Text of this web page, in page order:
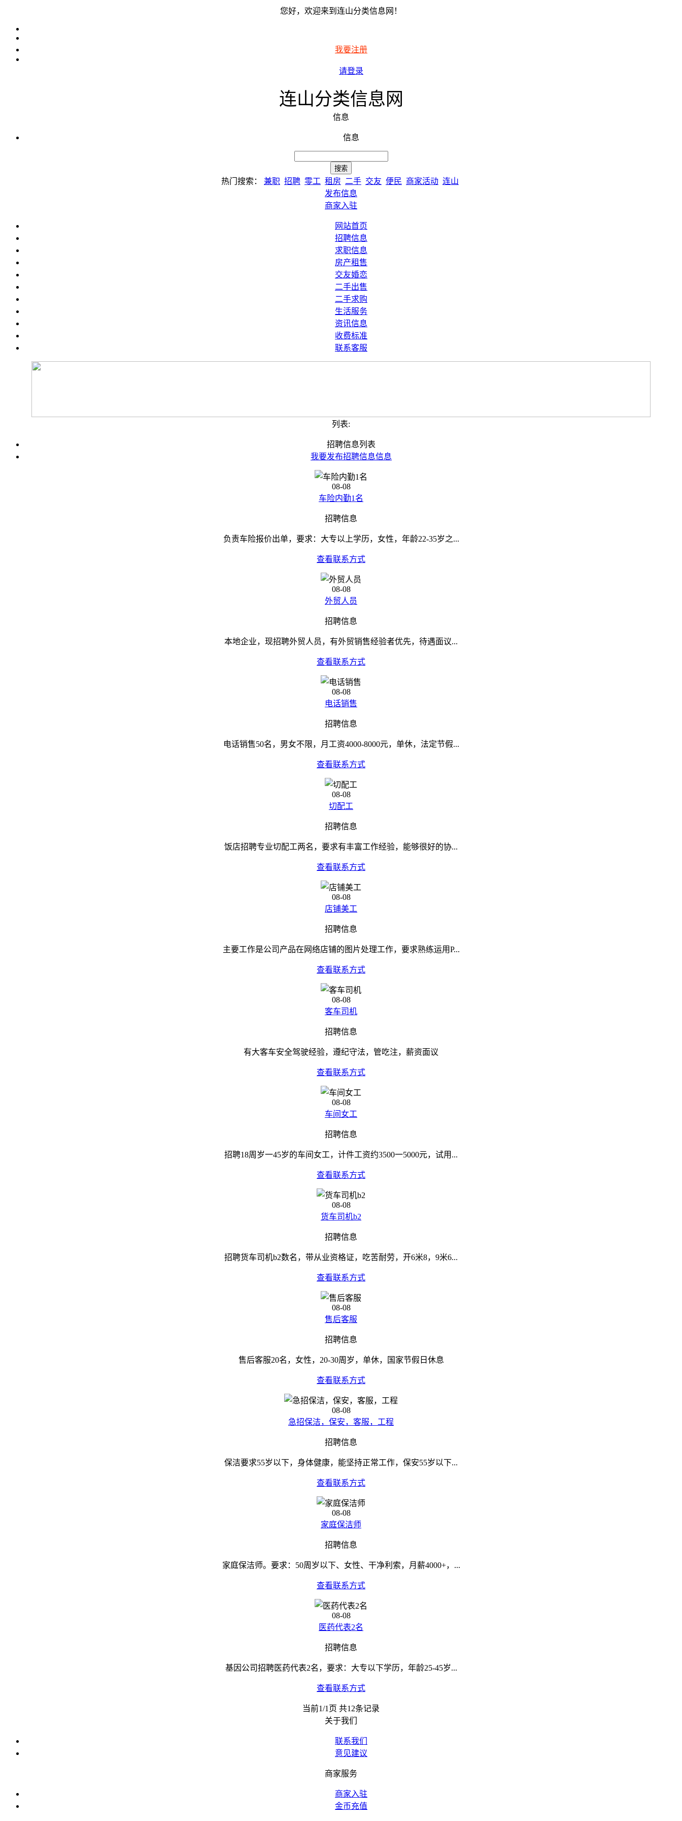
您好，欢迎来到连山分类信息网！
我要注册
请登录
连山分类信息网
信息
信息
热门搜索： 兼职 招聘 零工 租房 二手 交友 便民 商家活动 连山
发布信息
商家入驻
网站首页
招聘信息
求职信息
房产租售
交友婚恋
二手出售
二手求购
生活服务
资讯信息
收费标准
联系客服
列表:
招聘信息列表
我要发布招聘信息信息
08-08
车险内勤1名
招聘信息
负责车险报价出单，要求：大专以上学历，女性，年龄22-35岁之...
查看联系方式
08-08
外贸人员
招聘信息
本地企业，现招聘外贸人员，有外贸销售经验者优先，待遇面议...
查看联系方式
08-08
电话销售
招聘信息
电话销售50名，男女不限，月工资4000-8000元，单休，法定节假...
查看联系方式
08-08
切配工
招聘信息
饭店招聘专业切配工两名，要求有丰富工作经验，能够很好的协...
查看联系方式
08-08
店铺美工
招聘信息
主要工作是公司产品在网络店铺的图片处理工作，要求熟练运用P...
查看联系方式
08-08
客车司机
招聘信息
有大客车安全驾驶经验，遵纪守法，管吃注，薪资面议
查看联系方式
08-08
车间女工
招聘信息
招聘18周岁一45岁的车间女工，计件工资约3500一5000元，试用...
查看联系方式
08-08
货车司机b2
招聘信息
招聘货车司机b2数名，带从业资格证，吃苦耐劳，开6米8，9米6...
查看联系方式
08-08
售后客服
招聘信息
售后客服20名，女性，20-30周岁，单休，国家节假日休息
查看联系方式
08-08
急招保洁，保安，客服，工程
招聘信息
保洁要求55岁以下，身体健康，能坚持正常工作，保安55岁以下...
查看联系方式
08-08
家庭保洁师
招聘信息
家庭保洁师。要求：50周岁以下、女性、干净利索，月薪4000+，...
查看联系方式
08-08
医药代表2名
招聘信息
基因公司招聘医药代表2名，要求：大专以下学历，年龄25-45岁...
查看联系方式
当前1/1页 共12条记录
关于我们
联系我们
意见建议
商家服务
商家入驻
金币充值